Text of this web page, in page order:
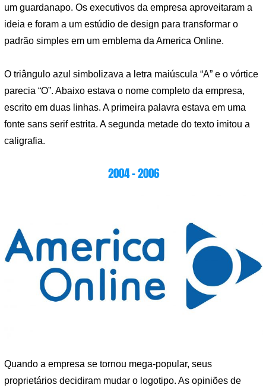
um guardanapo. Os executivos da empresa aproveitaram a
ideia e foram a um estúdio de design para transformar o
padrão simples em um emblema da America Online.
O triângulo azul simbolizava a letra maiúscula “A” e o vórtice
parecia “O”. Abaixo estava o nome completo da empresa,
escrito em duas linhas. A primeira palavra estava em uma
fonte sans serif estrita. A segunda metade do texto imitou a
caligrafia.
2004 – 2006
Quando a empresa se tornou mega-popular, seus
proprietários decidiram mudar o logotipo. As opiniões de